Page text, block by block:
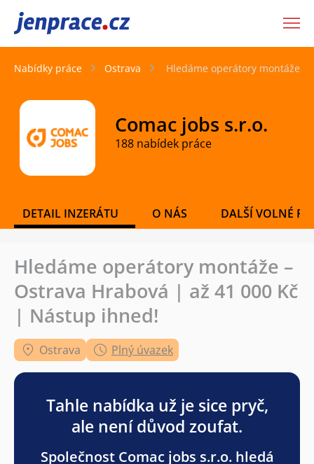
JenPráce.cz
Nabídky práce Ostrava Hledáme operátory montáže
Comac jobs s.r.o.
188 nabídek práce
DETAIL INZERÁTU O NÁS DALŠÍ VOLNÉ
Hledáme operátory montáže –
Ostrava Hrabová | až 41 000 Kč
| Nástup ihned!
Ostrava Plný úvazek
Tahle nabídka už je sice pryč,
ale není důvod zoufat.
Společnost Comac jobs s.r.o. hledá